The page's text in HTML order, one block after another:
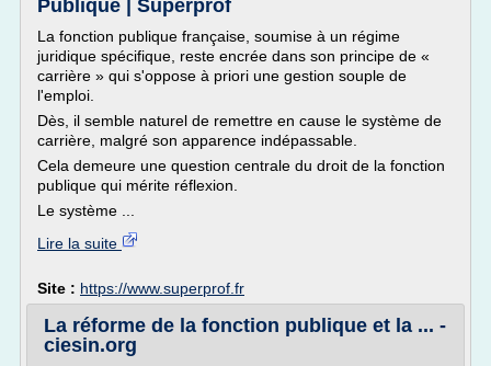
Publique | Superprof
La fonction publique française, soumise à un régime
juridique spécifique, reste encrée dans son principe de «
carrière » qui s'oppose à priori une gestion souple de
l'emploi.
Dès, il semble naturel de remettre en cause le système de
carrière, malgré son apparence indépassable.
Cela demeure une question centrale du droit de la fonction
publique qui mérite réflexion.
Le système ...
Lire la suite
Site : https://www.superprof.fr
La réforme de la fonction publique et la ... -
ciesin.org